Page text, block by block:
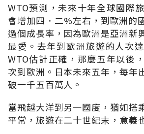
WTO預測，未來十年全球國際
會增加四．二%左右，到歐洲的
過個成長率，因為歐洲是亞洲新
最愛。去年到歐洲旅遊的人次
WTO估計正確，那麼五年以後
次到歐洲。日本未來五年，每年
破一千五百萬人。
當飛越大洋到另一國度，猶如搭
平常，旅遊在二十世紀末，意義